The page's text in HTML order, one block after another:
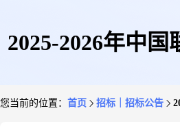
2025-2026年中
您当前的位置： 首页 招标｜招标公告